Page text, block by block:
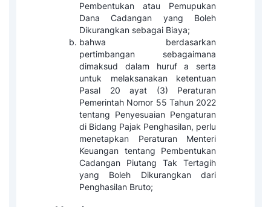
Pembentukan atau Pemupukan
Dana Cadangan yang Boleh
Dikurangkan sebagai Biaya;
bahwa berdasarkan
pertimbangan sebagaimana
dimaksud dalam huruf a serta
untuk melaksanakan ketentuan
Pasal 20 ayat (3) Peraturan
Pemerintah Nomor 55 Tahun 2022
tentang Penyesuaian Pengaturan
di Bidang Pajak Penghasilan, perlu
menetapkan Peraturan Menteri
Keuangan tentang Pembentukan
Cadangan Piutang Tak Tertagih
yang Boleh Dikurangkan dari
Penghasilan Bruto;